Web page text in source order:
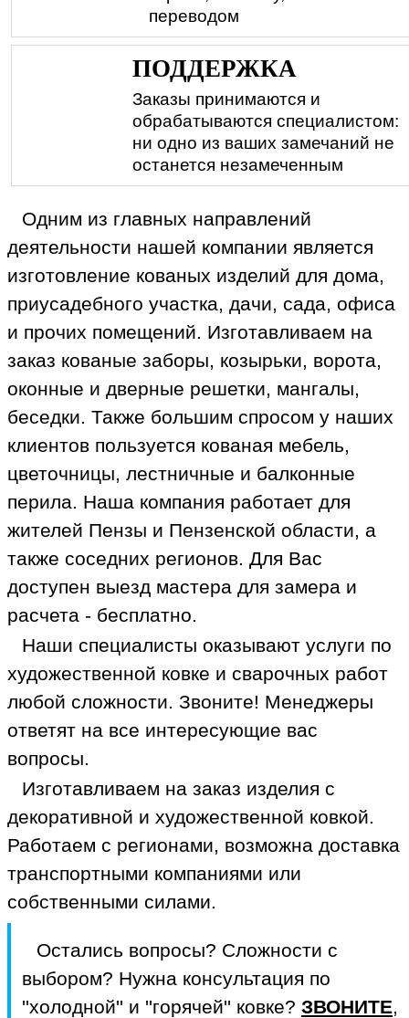
переводом
ПОДДЕРЖКА
Заказы принимаются и
обрабатываются специалистом:
ни одно из ваших замечаний не
останется незамеченным
Одним из главных направлений
деятельности нашей компании является
изготовление кованых изделий для дома,
приусадебного участка, дачи, сада, офиса
и прочих помещений. Изготавливаем на
заказ кованые заборы, козырьки, ворота,
оконные и дверные решетки, мангалы,
беседки. Также большим спросом у наших
клиентов пользуется кованая мебель,
цветочницы, лестничные и балконные
перила. Наша компания работает для
жителей Пензы и Пензенской области, а
также соседних регионов. Для Вас
доступен выезд мастера для замера и
расчета - бесплатно.
Наши специалисты оказывают услуги по
художественной ковке и сварочных работ
любой сложности. Звоните! Менеджеры
ответят на все интересующие вас
вопросы.
Изготавливаем на заказ изделия с
декоративной и художественной ковкой.
Работаем с регионами, возможна доставка
транспортными компаниями или
собственными силами.
Остались вопросы? Сложности с
выбором? Нужна консультация по
''холодной'' и ''горячей'' ковке? ЗВОНИТЕ,